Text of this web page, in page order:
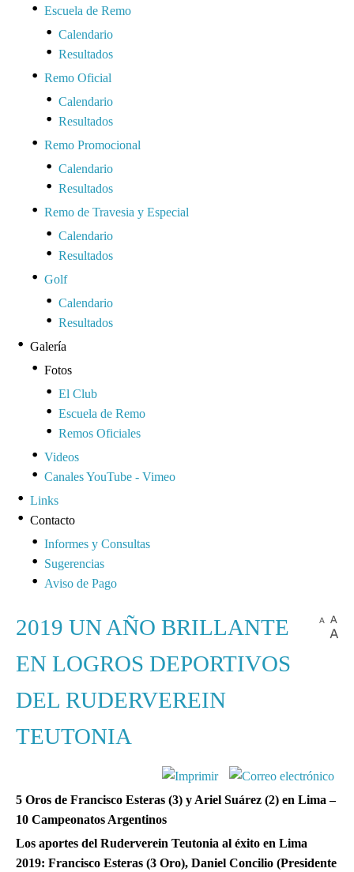
Escuela de Remo
Calendario
Resultados
Remo Oficial
Calendario
Resultados
Remo Promocional
Calendario
Resultados
Remo de Travesia y Especial
Calendario
Resultados
Golf
Calendario
Resultados
Galería
Fotos
El Club
Escuela de Remo
Remos Oficiales
Videos
Canales YouTube - Vimeo
Links
Contacto
Informes y Consultas
Sugerencias
Aviso de Pago
2019 UN AÑO BRILLANTE
EN LOGROS DEPORTIVOS
DEL RUDERVEREIN
TEUTONIA
5 Oros de Francisco Esteras (3) y Ariel Suárez (2) en Lima –
10 Campeonatos Argentinos
Los aportes del Ruderverein Teutonia al éxito en Lima
2019: Francisco Esteras (3 Oro), Daniel Concilio (Presidente